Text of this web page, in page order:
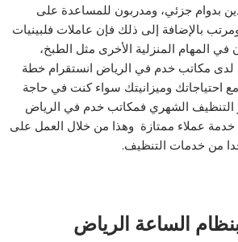
بدوام جزئي، ومدربون للمساعدة على
بالإضافة إلى ذلك فإن عاملات فلبينيات
المهام المنزلية الأخرى مثل الطبخ،
لدى مكاتب خدم في الرياض انستقرام خطة
احتياجاتك وميزانيتك سواء كنت في حاجة
التنظيف الشهري فمكاتب خدم في الرياض
خدمة عملاء ممتازة وهذا من خلال العمل على
من خدمات التنظيف.
الساعة الرياض